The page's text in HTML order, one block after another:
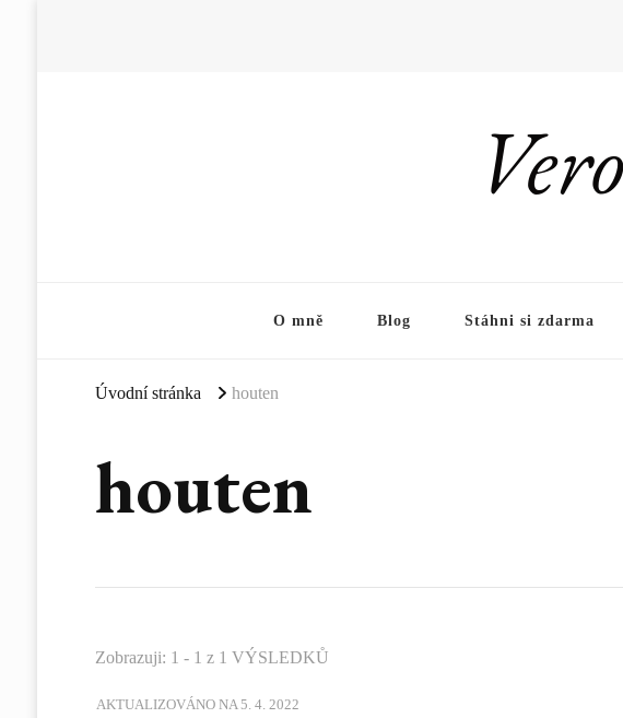
O mně Blog Stáhni si zdarma
Úvodní stránka houten
houten
Zobrazuji: 1 - 1 z 1 VÝSLEDKŮ
AKTUALIZOVÁNO NA5. 4. 2022